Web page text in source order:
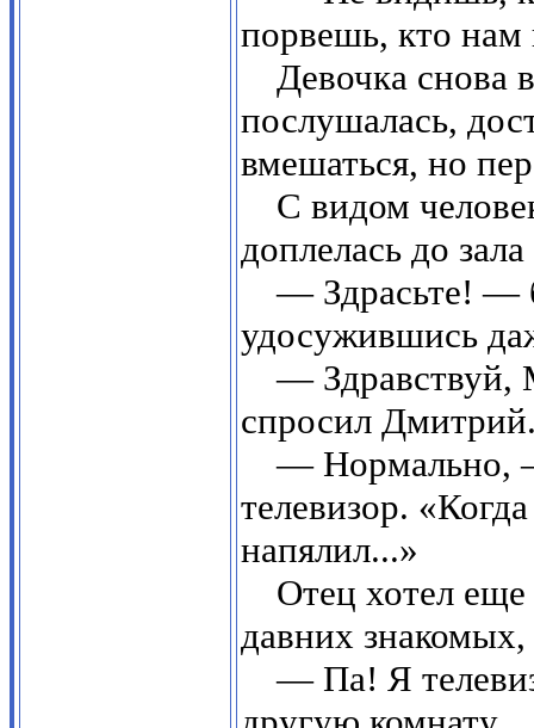
порвешь, кто нам
Девочка снова
послушалась,
вмешаться, но
С видом
доплелась до
— Здрасьте! —
удосужившись
— Здравствуй,
спросил
— Нормально,
телевизор.
напялил...»
Отец хотел
давних
— Па! Я